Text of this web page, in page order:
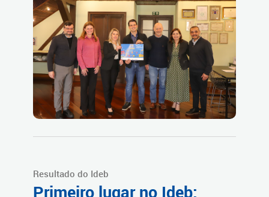
Resultado do Ideb
Primeiro lugar no Ideb: